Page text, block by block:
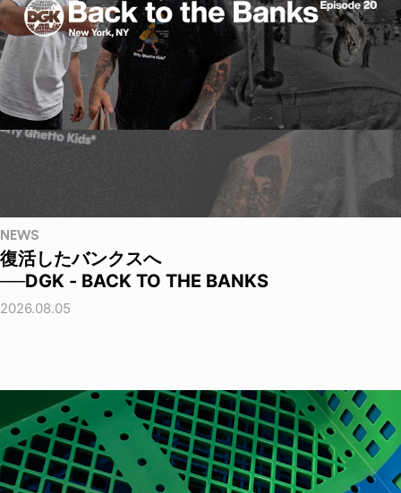
NEWS
復活したバンクスへ
──DGK - BACK TO THE BANKS
2026.08.05